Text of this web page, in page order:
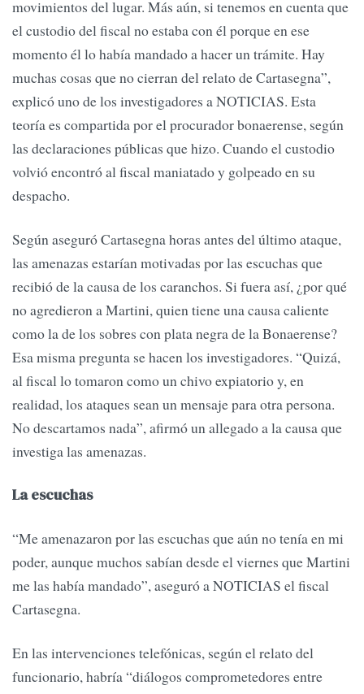
movimientos del lugar. Más aún, si tenemos en cuenta que
el custodio del fiscal no estaba con él porque en ese
momento él lo había mandado a hacer un trámite. Hay
muchas cosas que no cierran del relato de Cartasegna”,
explicó uno de los investigadores a NOTICIAS. Esta
teoría es compartida por el procurador bonaerense, según
las declaraciones públicas que hizo. Cuando el custodio
volvió encontró al fiscal maniatado y golpeado en su
despacho.
Según aseguró Cartasegna horas antes del último ataque,
las amenazas estarían motivadas por las escuchas que
recibió de la causa de los caranchos. Si fuera así, ¿por qué
no agredieron a Martini, quien tiene una causa caliente
como la de los sobres con plata negra de la Bonaerense?
Esa misma pregunta se hacen los investigadores. “Quizá,
al fiscal lo tomaron como un chivo expiatorio y, en
realidad, los ataques sean un mensaje para otra persona.
No descartamos nada”, afirmó un allegado a la causa que
investiga las amenazas.
La escuchas
“Me amenazaron por las escuchas que aún no tenía en mi
poder, aunque muchos sabían desde el viernes que Martini
me las había mandado”, aseguró a NOTICIAS el fiscal
Cartasegna.
En las intervenciones telefónicas, según el relato del
funcionario, habría “diálogos comprometedores entre